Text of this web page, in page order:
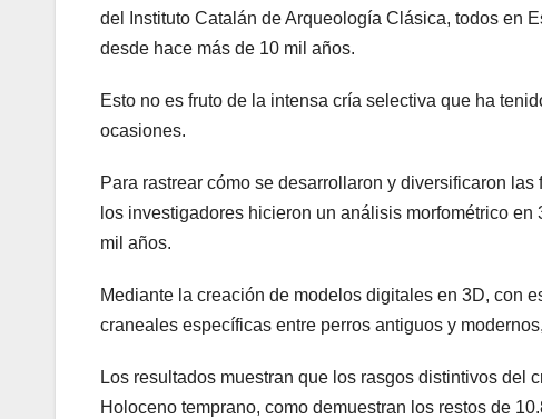
del Instituto Catalán de Arqueología Clásica, todos en
desde hace más de 10 mil años.
Esto no es fruto de la intensa cría selectiva que ha
ocasiones.
Para rastrear cómo se desarrollaron y diversificaron
los investigadores hicieron un análisis morfométrico
mil años.
Mediante la creación de modelos digitales en 3D, con
craneales específicas entre perros antiguos y
Los resultados muestran que los rasgos distintivos del
Holoceno temprano, como demuestran los restos de